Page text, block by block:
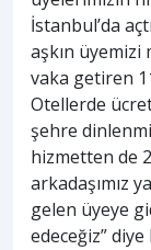
İstanbul’da
aşkın üyemizi
vaka getiren
Otellerde
şehre
hizmetten de
arkadaşımız
gelen üyeye
edeceğiz”